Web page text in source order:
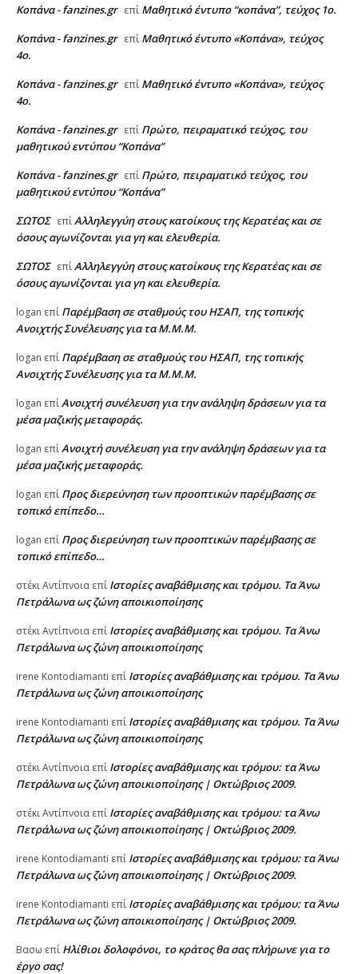
Κοπάνα - fanzines.gr επί Μαθητικό έντυπο “κοπάνα”, τεύχος 1ο.
Κοπάνα - fanzines.gr επί Μαθητικό έντυπο «Κοπάνα», τεύχος
4ο.
Κοπάνα - fanzines.gr επί Μαθητικό έντυπο «Κοπάνα», τεύχος
4ο.
Κοπάνα - fanzines.gr επί Πρώτο, πειραματικό τεύχος, του
μαθητικού εντύπου “Κοπάνα”
Κοπάνα - fanzines.gr επί Πρώτο, πειραματικό τεύχος, του
μαθητικού εντύπου “Κοπάνα”
ΣΩΤΟΣ επίΑλληλεγγύη στους κατοίκους της Κερατέας και σε
όσους αγωνίζονται για γη και ελευθερία.
ΣΩΤΟΣ επίΑλληλεγγύη στους κατοίκους της Κερατέας και σε
όσους αγωνίζονται για γη και ελευθερία.
logan επί Παρέμβαση σε σταθμούς του ΗΣΑΠ, της τοπικής
Ανοιχτής Συνέλευσης για τα Μ.Μ.Μ.
logan επί Παρέμβαση σε σταθμούς του ΗΣΑΠ, της τοπικής
Ανοιχτής Συνέλευσης για τα Μ.Μ.Μ.
logan επίΑνοιχτή συνέλευση για την ανάληψη δράσεων για τα
μέσα μαζικής μεταφοράς.
logan επίΑνοιχτή συνέλευση για την ανάληψη δράσεων για τα
μέσα μαζικής μεταφοράς.
logan επί Προς διερεύνηση των προοπτικών παρέμβασης σε
τοπικό επίπεδο…
logan επί Προς διερεύνηση των προοπτικών παρέμβασης σε
τοπικό επίπεδο…
στέκι Αντίπνοια επί Ιστορίες αναβάθμισης και τρόμου. Τα Άνω
Πετράλωνα ως ζώνη αποικιοποίησης
στέκι Αντίπνοια επί Ιστορίες αναβάθμισης και τρόμου. Τα Άνω
Πετράλωνα ως ζώνη αποικιοποίησης
irene Kontodiamanti επί Ιστορίες αναβάθμισης και τρόμου. Τα Άνω
Πετράλωνα ως ζώνη αποικιοποίησης
irene Kontodiamanti επί Ιστορίες αναβάθμισης και τρόμου. Τα Άνω
Πετράλωνα ως ζώνη αποικιοποίησης
στέκι Αντίπνοια επί Ιστορίες αναβάθμισης και τρόμου: τα Άνω
Πετράλωνα ως ζώνη αποικιοποίησης | Οκτώβριος 2009.
στέκι Αντίπνοια επί Ιστορίες αναβάθμισης και τρόμου: τα Άνω
Πετράλωνα ως ζώνη αποικιοποίησης | Οκτώβριος 2009.
irene Kontodiamanti επί Ιστορίες αναβάθμισης και τρόμου: τα Άνω
Πετράλωνα ως ζώνη αποικιοποίησης | Οκτώβριος 2009.
irene Kontodiamanti επί Ιστορίες αναβάθμισης και τρόμου: τα Άνω
Πετράλωνα ως ζώνη αποικιοποίησης | Οκτώβριος 2009.
Βασω επί Ηλίθιοι δολοφόνοι, το κράτος θα σας πλήρωνε για το
έργο σας!